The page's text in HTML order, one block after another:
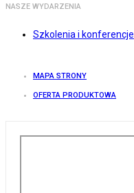
NASZE WYDARZENIA
Szkolenia i konferencje
MAPA STRONY
OFERTA PRODUKTOWA